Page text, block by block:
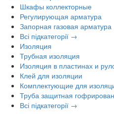
Шкафы коллекторные
Регулирующая арматура
Запорная газовая арматура
Всі підкатегорії →
Изоляция
Трубная изоляция
Изоляция в пластинах и
Клей для изоляции
Комплектующие для
Труба защитная
Всі підкатегорії →